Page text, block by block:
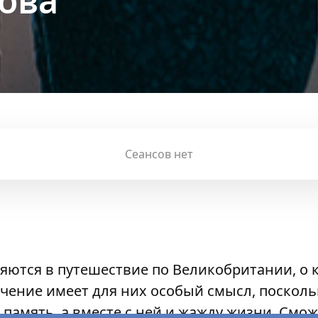
Сеансов нет
в путешествие по Великобритании, о
имеет для них особый смысл,
память, а вместе с ней и жажду жизни.